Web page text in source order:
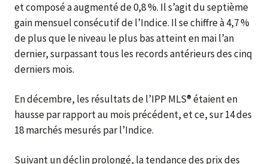
et composé a augmenté de 0,8 %. Il s’agit du septième
gain mensuel consécutif de l’Indice. Il se chiffre à 4,7 %
de plus que le niveau le plus bas atteint en mai l’an
dernier, surpassant tous les records antérieurs des cinq
derniers mois.
En décembre, les résultats de l’IPP MLS® étaient en
hausse par rapport au mois précédent, et ce, sur 14 des
18 marchés mesurés par l’Indice.
Suivant un déclin prolongé, la tendance des prix des